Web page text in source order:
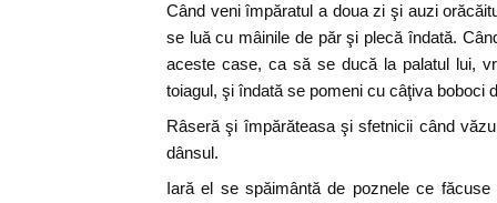
Când veni împăratul a doua zi şi auzi
se luă cu mâinile de păr şi plecă îndată.
aceste case, ca să se ducă la palatul lui,
toiagul, şi îndată se pomeni cu câţiva boboci
Râseră şi împărăteasa şi sfetnicii când
dânsul.
Iară el se spăimântă de poznele ce făcuse